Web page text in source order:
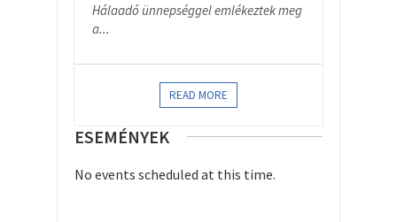
Hálaadó ünnepséggel emlékeztek meg
a...
READ MORE
ESEMÉNYEK
No events scheduled at this time.